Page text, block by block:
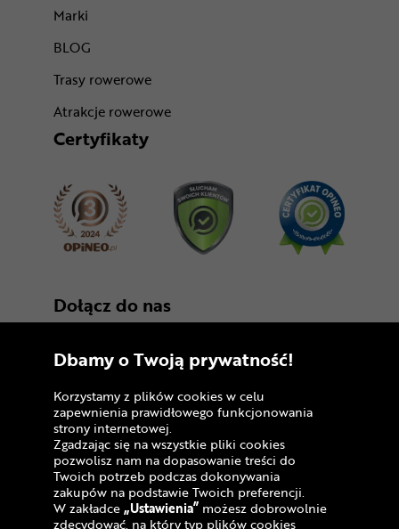
Marki
BLOG
Trasy rowerowe
Atrakcje rowerowe
Certyfikaty
Dołącz do nas
Copyright © 2005 - 2026
Polityka prywatności i zasady korzystania z
serwisu
Dbamy o Twoją prywatność!
Korzystamy z plików cookies w celu
zapewnienia prawidłowego funkcjonowania
strony internetowej.
Zgadzając się na wszystkie pliki cookies
pozwolisz nam na dopasowanie treści do
Twoich potrzeb podczas dokonywania
zakupów na podstawie Twoich preferencji.
W zakładce„Ustawienia” możesz dobrowolnie
zdecydować, na który typ plików cookies